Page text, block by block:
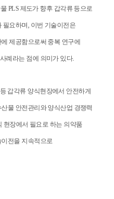
PLS제도가 향후 갑각류 등으로
필요하며 이번 기술이전은
제공함으로써 중복 연구에
례라는 점에 의미가 있다.
갑각류 양식현장에서 안전하게
물 안전관리와 양식산업 경쟁력
현장에서 필요로 하는 의약품
전을 지속적으로